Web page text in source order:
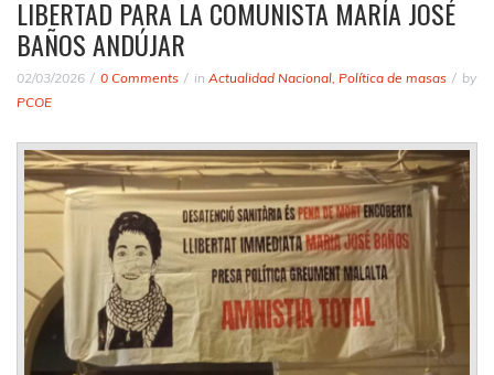
LIBERTAD PARA LA COMUNISTA MARÍA JOSÉ
BAÑOS ANDÚJAR
02/03/2026 0 Comments in Actualidad Nacional, Política de masas
by
PCOE